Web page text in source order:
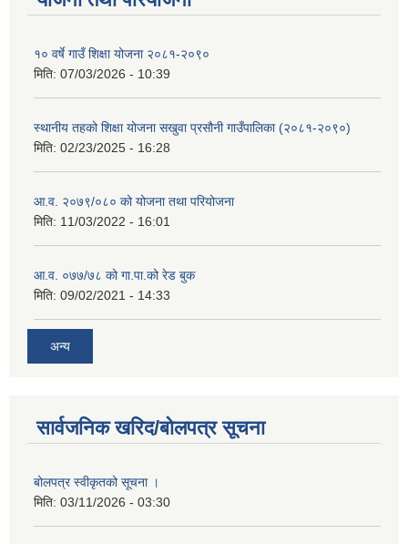
१० वर्षे गाउँ शिक्षा योजना २०८१-२०९०
मिति: 07/03/2026 - 10:39
स्थानीय तहको शिक्षा योजना सखुवा प्रसौनी गाउँपालिका (२०८१-२०९०)
मिति: 02/23/2025 - 16:28
आ.व. २०७९/०८० को योजना तथा परियोजना
मिति: 11/03/2022 - 16:01
आ.व. ०७७/७८ को गा.पा.को रेड बुक
मिति: 09/02/2021 - 14:33
अन्य
सार्वजनिक खरिद/बोलपत्र सूचना
बोलपत्र स्वीकृतको सूचना ।
मिति: 03/11/2026 - 03:30